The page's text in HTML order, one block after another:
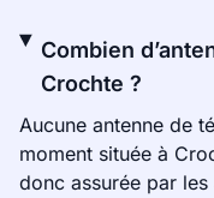
Combien
Crochte ?
Aucune antenne de
moment située à
donc assurée par